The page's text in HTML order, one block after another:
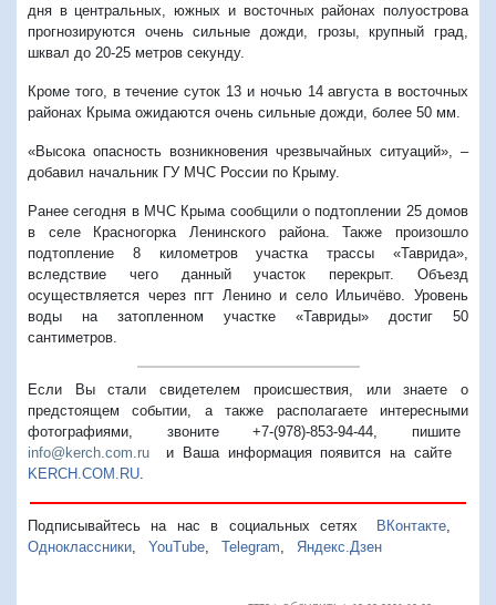
дня в центральных, южных и восточных районах полуострова
прогнозируются очень сильные дожди, грозы, крупный град,
шквал до 20-25 метров секунду.
Кроме того, в течение суток 13 и ночью 14 августа в восточных
районах Крыма ожидаются очень сильные дожди, более 50 мм.
«Высока опасность возникновения чрезвычайных ситуаций», –
добавил начальник ГУ МЧС России по Крыму.
Ранее сегодня в МЧС Крыма сообщилио подтоплении 25 домов
в селе Красногорка Ленинского района. Также произошло
подтопление 8 километров участка трассы «Таврида»,
вследствие чего данный участок перекрыт. Объезд
осуществляется через пгт Ленино и село Ильичёво. Уровень
воды на затопленном участке «Тавриды» достиг 50
сантиметров.
Если Вы стали свидетелем происшествия, или знаете о
предстоящем событии, а также располагаете интересными
фотографиями, звоните +7-(978)-853-94-44, пишите
info@kerch.com.ru и Ваша информация появится на сайте
KERCH.COM.RU
Подписывайтесь на нас в социальных сетях ВКонтакте,
Одноклассники
YouTube Telegram Яндекс.Дзен